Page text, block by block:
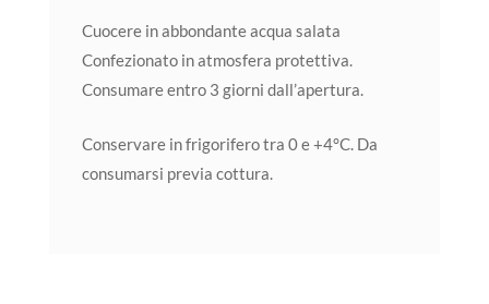
Cuocere in abbondante acqua salata
Confezionato in atmosfera protettiva.
Consumare entro 3 giorni dall’apertura.
Conservare in frigorifero tra 0 e +4°C. Da
consumarsi previa cottura.